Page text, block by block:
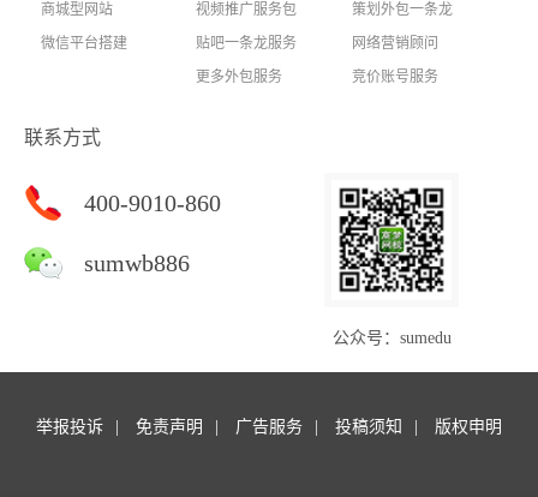
商城型网站
微信平台搭建
视频推广服务包
贴吧一条龙服务
更多外包服务
策划外包一条龙
网络营销顾问
竞价账号服务
联系方式
400-9010-860
sumwb886
公众号：sumedu
举报投诉 免责声明 广告服务 投稿须知 版权申明